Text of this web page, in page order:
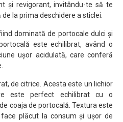
și revigorant, invitându-te să te
la prima deschidere a sticlei.
dominată de portocale dulci și
este echilibrat, având o
ușor acidulată, care conferă
de citrice. Acesta este un lichior
este perfect echilibrat cu o
coaja de portocală. Textura este
plăcut la consum și ușor de